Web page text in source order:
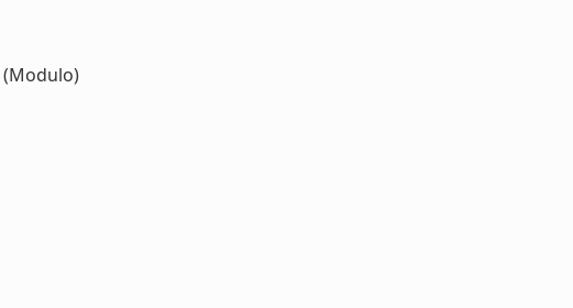
(Modulo)